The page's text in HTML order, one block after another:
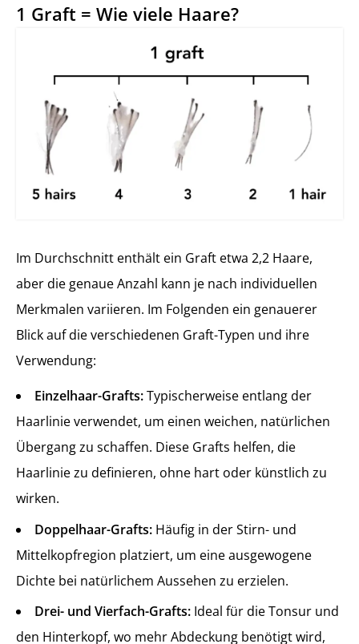
1 Graft = Wie viele Haare?
Im Durchschnitt enthält ein Graft etwa 2,2 Haare,
aber die genaue Anzahl kann je nach individuellen
Merkmalen variieren. Im Folgenden ein genauerer
Blick auf die verschiedenen Graft-Typen und ihre
Verwendung:
Einzelhaar-Grafts:Typischerweise entlang der
Haarlinie verwendet, um einen weichen, natürlichen
Übergang zu schaffen. Diese Grafts helfen, die
Haarlinie zu definieren, ohne hart oder künstlich zu
wirken.
Doppelhaar-Grafts: Häufig in der Stirn- und
Mittelkopfregion platziert, um eine ausgewogene
Dichte bei natürlichem Aussehen zu erzielen.
Drei- und Vierfach-Grafts: Ideal für die Tonsur und
den Hinterkopf, wo mehr Abdeckung benötigt wird,